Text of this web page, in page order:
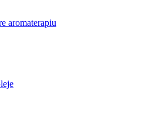
aromaterapiu